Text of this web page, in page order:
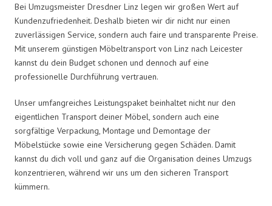
Bei Umzugsmeister Dresdner Linz legen wir großen Wert auf
Kundenzufriedenheit. Deshalb bieten wir dir nicht nur einen
zuverlässigen Service, sondern auch faire und transparente Preise.
Mit unserem günstigen Möbeltransport von Linz nach Leicester
kannst du dein Budget schonen und dennoch auf eine
professionelle Durchführung vertrauen.
Unser umfangreiches Leistungspaket beinhaltet nicht nur den
eigentlichen Transport deiner Möbel, sondern auch eine
sorgfältige Verpackung, Montage und Demontage der
Möbelstücke sowie eine Versicherung gegen Schäden. Damit
kannst du dich voll und ganz auf die Organisation deines Umzugs
konzentrieren, während wir uns um den sicheren Transport
kümmern.